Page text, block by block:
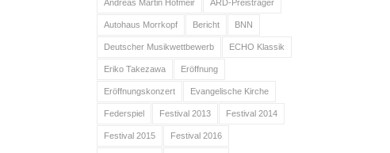
Andreas Martin Hofmeir ARD-Preisträger
Autohaus Morrkopf Bericht BNN
Deutscher Musikwettbewerb ECHO Klassik
Eriko Takezawa Eröffnung
Eröffnungskonzert Evangelische Kirche
Federspiel Festival 2013 Festival 2014
Festival 2015 Festival 2016